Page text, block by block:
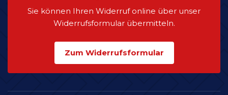
Sie können Ihren Widerruf online über unser
Widerrufsformular übermitteln.
Zum Widerrufsformular